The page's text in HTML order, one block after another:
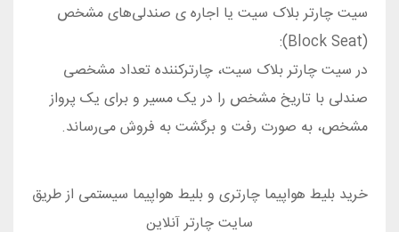
سیت چارتر بلاک سیت یا اجاره ی صندلی‌‌های مشخص
(Block Seat):
در سیت چارتر بلاک سیت، چارترکننده تعداد مشخصی
صندلی با تاریخ مشخص را در یک مسیر و برای یک پرواز
مشخص، به صورت رفت و برگشت به فروش می‌رساند.
خرید بلیط هواپیما چارتری و بلیط هواپیما سیستمی از طریق
سایت چارتر آنلاین